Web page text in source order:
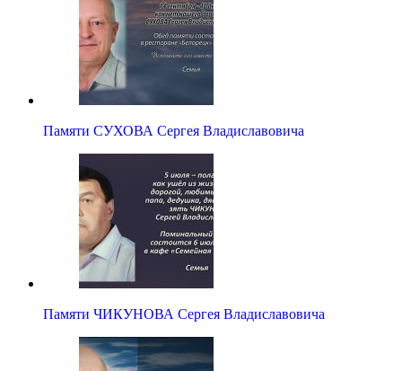
Памяти СУХОВА Сергея Владиславовича
Памяти ЧИКУНОВА Сергея Владиславовича